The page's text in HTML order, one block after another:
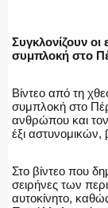
ΕΝΟΠΛΕΣ
ΕΚΑΒ
Συγκλονίζουν οι
συμπλοκή στο
Βίντεο από τη
συμπλοκή στο
ανθρώπου και
έξι αστυνομικών,
Στο βίντεο που
σειρήνες των
αυτοκίνητο,